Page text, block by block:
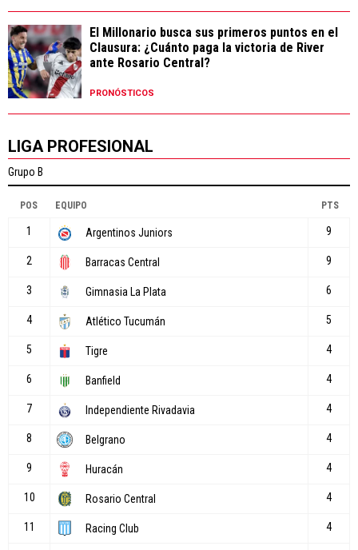
El Millonario busca sus primeros puntos en el
Clausura: ¿Cuánto paga la victoria de River
ante Rosario Central?
PRONÓSTICOS
LIGA PROFESIONAL